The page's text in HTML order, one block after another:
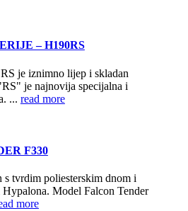
– H190RS
je iznimno lijep i skladan
je najnovija specijalna i
... read more
F330
s tvrdim poliesterskim dnom i
Model Falcon Tender
more